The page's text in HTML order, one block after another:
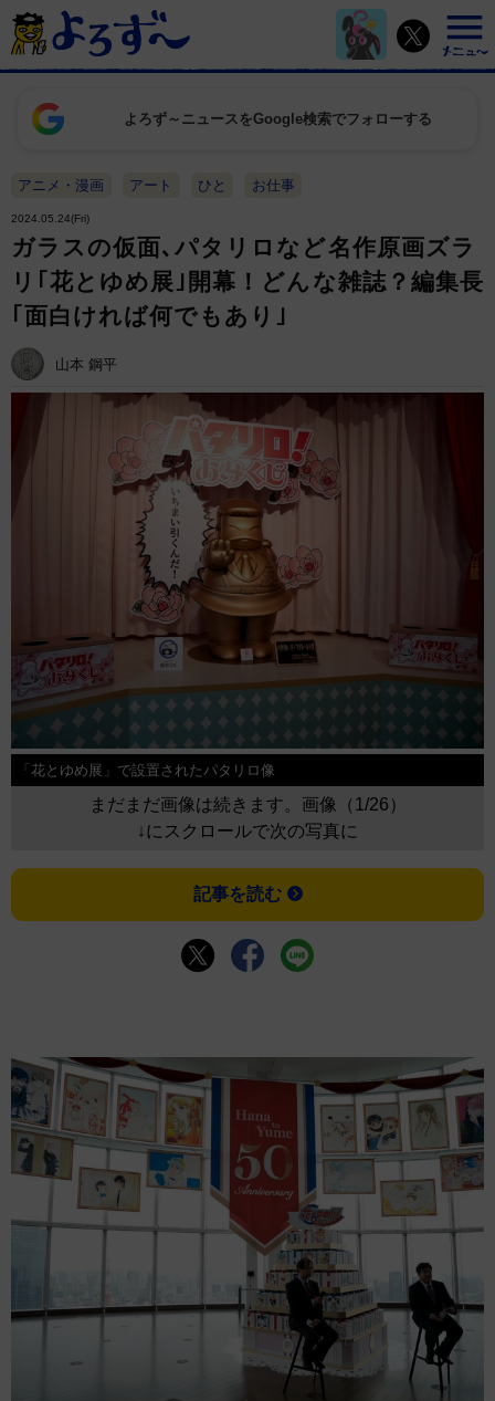
よろず～ニュースをGoogle検索でフォローする
アニメ・漫画 アート ひと お仕事
2024.05.24(Fri)
ガラスの仮面､パタリロなど名作原画ズラ
リ｢花とゆめ展｣開幕！どんな雑誌？編集長
｢面白ければ何でもあり｣
山本 鋼平
「花とゆめ展」で設置されたパタリロ像
まだまだ画像は続きます。画像（1/26）
↓にスクロールで次の写真に
記事を読む